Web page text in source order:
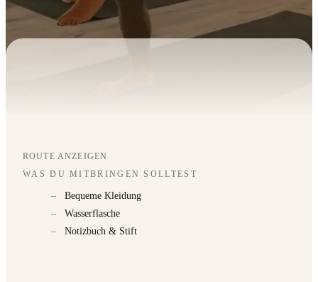
ROUTE ANZEIGEN
WAS DU MITBRINGEN SOLLTEST
–
Bequeme Kleidung
–
Wasserflasche
–
Notizbuch & Stift